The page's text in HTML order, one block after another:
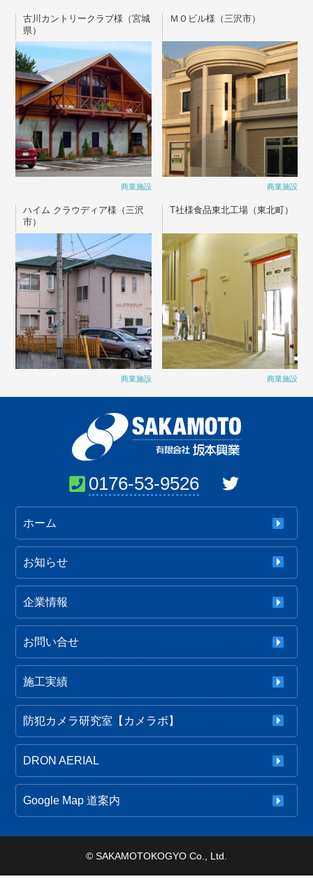
古川カントリークラブ様（宮城
県）
商業施設
ＭＯビル様（三沢市）
商業施設
ハイム クラウディア様（三沢
市）
商業施設
T社様食品東北工場（東北町）
商業施設
0176-53-9526
ホーム
お知らせ
企業情報
お問い合せ
施工実績
防犯カメラ研究室【カメラボ】
DRON AERIAL
Google Map 道案内
© SAKAMOTOKOGYO Co., Ltd.